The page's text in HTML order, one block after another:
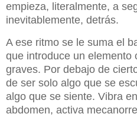
empieza, literalmente, a
inevitablemente, detrás.
A ese ritmo se le suma el
que introduce un elemento
graves. Por debajo de
de ser solo algo que se
algo que se siente. Vibra
abdomen, activa